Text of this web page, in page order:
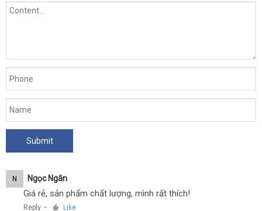
N Ngọc Ngân
Giá rẻ, sản phẩm chất lượng, mình rất thích!
Reply ● Like